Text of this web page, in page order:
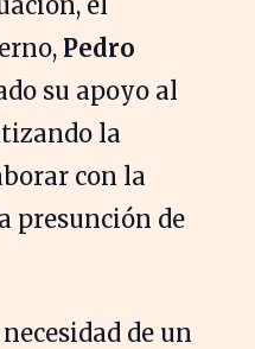
Pedro
su apoyo al
la
con la
presunción de
de un